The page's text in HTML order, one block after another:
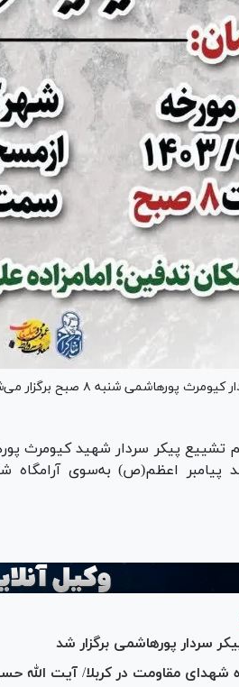
پورهاشمی شنبه ۸ صبح برگزار می‌شود.
پیامبر اعظم(ص) به‌سوی آرامگاه
سردار پورهاشمی برگزار شد
شهدای مقاومت در کربلا/ آیت الله